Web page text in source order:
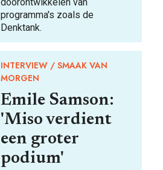
programma's zoals de
Denktank.
INTERVIEW
SMAAK VAN
MORGEN
Emile Samson:
'Miso verdient
een groter
podium'